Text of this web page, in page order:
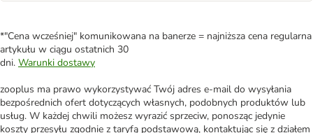
*"Cena wcześniej" komunikowana na banerze = najniższa cena regularna
artykułu w ciągu ostatnich 30
dni. Warunki dostawy
zooplus ma prawo wykorzystywać Twój adres e-mail do wysyłania
bezpośrednich ofert dotyczących własnych, podobnych produktów lub
usług. W każdej chwili możesz wyrazić sprzeciw, ponosząc jedynie
koszty przesyłu zgodnie z taryfą podstawową, kontaktując się z działem